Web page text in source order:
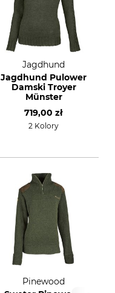
Jagdhund
Jagdhund Pulower
Damski Troyer
Münster
719,00 zł
2 Kolory
Pinewood